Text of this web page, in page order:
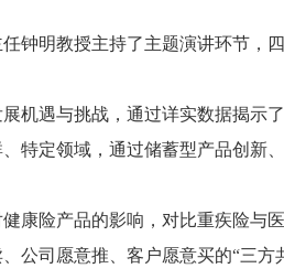
钟明教授主持了主题演讲环节，
机遇与挑战，通过详实数据揭示
特定领域，通过储蓄型产品创新
康险产品的影响，对比重疾险与
司愿意推、客户愿意买的“三方